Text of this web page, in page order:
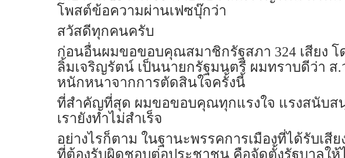
โพสต์ข้อความผ่านเฟซบุ๊กว่า
สวัสดีทุกคนครับ
ก่อนอื่นผมขอขอบคุณสมาชิกรัฐสภา 324 เสียง โ
ลิ้มเจริญรัตน์ เป็นนายกรัฐมนตรี ผมทราบดีว่า
หนักหนาจากการตัดสินใจครั้งนี้
ที่สำคัญที่สุด ผมขอขอบคุณทุกแรงใจ แรงสนับ
เรายังทำไม่สำเร็จ
อย่างไรก็ตาม ในฐานะพรรคการเมืองที่ได้รับเ
ที่ต้องรับผิดชอบต่อประชาชน คือจัดตั้งรัฐบาลใ